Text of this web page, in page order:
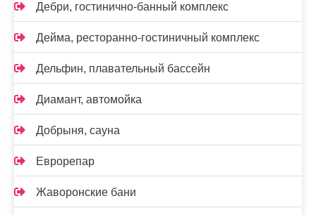
Дебри, гостинично-банный комплекс
Дейма, ресторанно-гостиничный комплекс
Дельфин, плавательный бассейн
Диамант, автомойка
Добрыня, сауна
Еврорепар
Жаворонские бани